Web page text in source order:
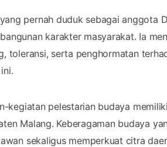
pernah duduk sebagai anggota
karakter masyarakat. Ia
toleransi, serta penghormatan
kegiatan pelestarian budaya
Malang. Keberagaman budaya
sekaligus memperkuat citra